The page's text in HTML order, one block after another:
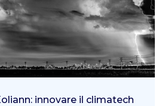
innovare il climatech